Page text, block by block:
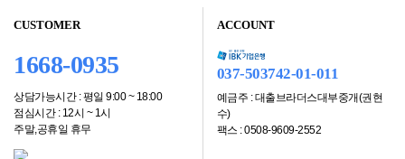
CUSTOMER
1668-0935
상담가능시간 : 평일 9:00 ~ 18:00
점심시간 : 12시 ~ 1시
주말,공휴일 휴무
ACCOUNT
037-503742-01-011
예금주 : 대출브라더스대부중개(권현
수)
팩스 : 0508-9609-2552